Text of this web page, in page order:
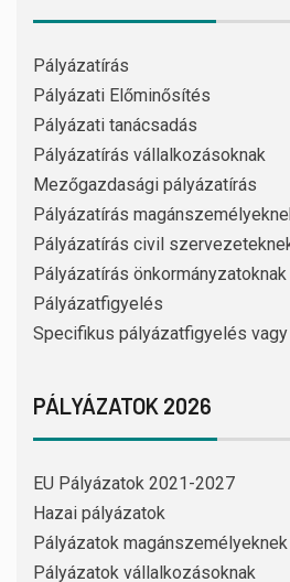
Pályázatírás
Pályázati Előminősítés
Pályázati tanácsadás
Pályázatírás vállalkozásoknak
Mezőgazdasági pályázatírás
Pályázatírás
Pályázatírás civil
Pályázatírás önkormányzatoknak
Pályázatfigyelés
Specifikus pályázatfigyelés
PÁLYÁZATOK 2026
EU Pályázatok 2021-2027
Hazai pályázatok
Pályázatok magánszemélyeknek
Pályázatok vállalkozásoknak